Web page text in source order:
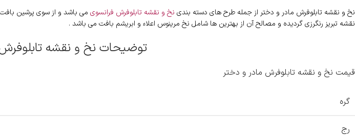
نخ و نقشه تابلوفرش مادر و دختر از جمله طرح های دسته بندی نخ و نقشه تابلوفرش فرانسوی می باشد و از سوی پرشین بافت
نقشه تبریز رنگرزی گردیده و مصالح آن از بهترین ها شامل نخ مرینوس اعلاء و ابریشم بافت می باشد .
توضیحات نخ و نقشه
قیمت نخ و نقشه تابلوفرش مادر و دختر
گره
رج